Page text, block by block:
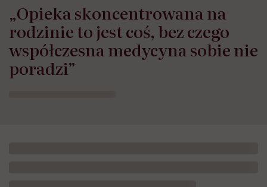
„Opieka skoncentrowana na
rodzinie to jest coś, bez czego
współczesna medycyna sobie nie
poradzi”